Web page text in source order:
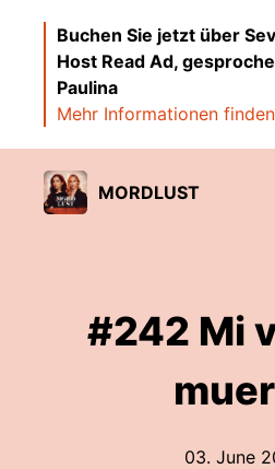
Buchen Sie jetzt über
Host Read Ad,
Paulina
Mehr Informationen
MORDLUST
#242 Mi
03. June